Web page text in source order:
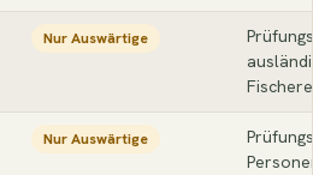
Nur Auswärtige
Nur Auswärtige